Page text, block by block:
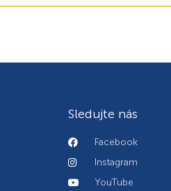
Sledujte nás
Facebook
Instagram
YouTube